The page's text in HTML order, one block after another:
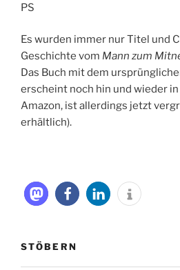
PS
Es wurden immer nur Titel und
Geschichte vom Mann zum
Das Buch mit dem
erscheint noch hin und wieder in
Amazon, ist allerdings jetzt
erhältlich).
STÖBERN